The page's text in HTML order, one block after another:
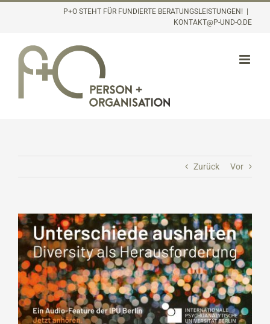
P+O STEHT FÜR FUNDIERTE BERATUNGSLEISTUNGEN!
KONTAKT@P-UND-O.DE
Zurück Vor
Zeige
grösseres
Bild